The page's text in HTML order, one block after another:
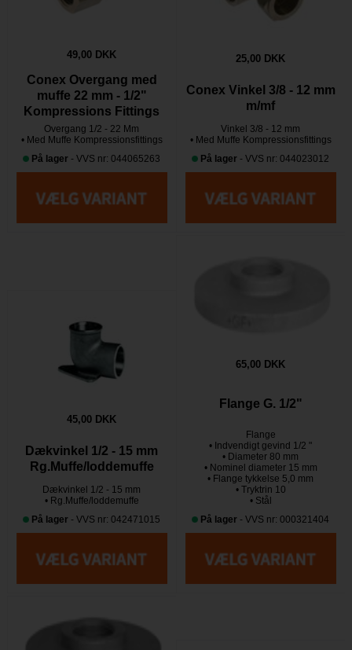
49,00 DKK
Conex Overgang med
muffe 22 mm - 1/2"
Kompressions Fittings
Overgang 1/2 - 22 Mm
• Med Muffe Kompressionsfittings
På lager - VVS nr: 044065263
25,00 DKK
Conex Vinkel 3/8 - 12 mm
m/mf
Vinkel 3/8 - 12 mm
• Med Muffe Kompressionsfittings
På lager - VVS nr: 044023012
45,00 DKK
Dækvinkel 1/2 - 15 mm
Rg.Muffe/loddemuffe
Dækvinkel 1/2 - 15 mm
• Rg.Muffe/loddemuffe
På lager - VVS nr: 042471015
65,00 DKK
Flange G. 1/2"
Flange
• Indvendigt gevind 1/2 "
• Diameter 80 mm
• Nominel diameter 15 mm
• Flange tykkelse 5,0 mm
• Tryktrin 10
• Stål
På lager - VVS nr: 000321404